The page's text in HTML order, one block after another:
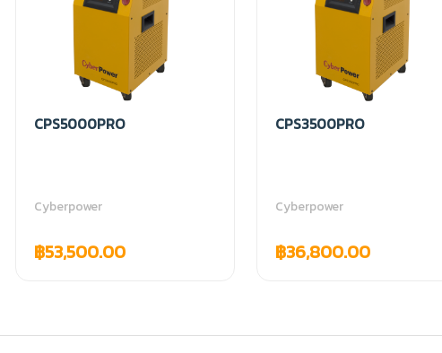
CPS5000PRO
Cyberpower
฿53,500.00
CPS3500PRO
Cyberpower
฿36,800.00